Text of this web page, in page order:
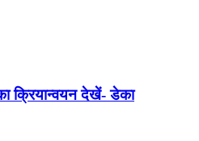
क्रियान्वयन देखें- डेका